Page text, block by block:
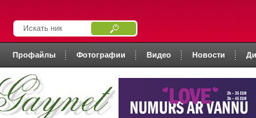
Профайлы Фотографии Видео Новости